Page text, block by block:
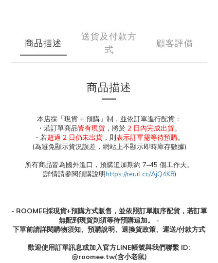
商品描述
送貨及付款方
式
顧客評價
商品描述
本店採「現貨 + 預購」制，並依訂單進行配貨：
・若訂單商品皆有現貨 ，將於 2 日內完成出貨。
・若超過 2 日仍未出貨 ，則表示訂單需等待預購。
(為避免顯示貨況誤差，網站上不顯示即時庫存數據)
所有商品皆為國外進口，預購追加期約 7–45 個工作天。
(詳情請參閱預購說明https://reurl.cc/AjQ4K8)
- ROOMEE採現貨+預購方式販售，並依照訂單順序配貨，若訂單
無配到現貨則須等待預購追加。 -
下單前請詳閱購物須知、預購說明、退換貨政策、運送/付款方式
歡迎使用訂單訊息或加入官方LINE帳號與我們聯繫 ID:
@roomee.tw(含小老鼠)